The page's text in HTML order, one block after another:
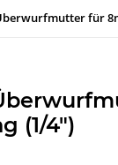
für
(1/4")